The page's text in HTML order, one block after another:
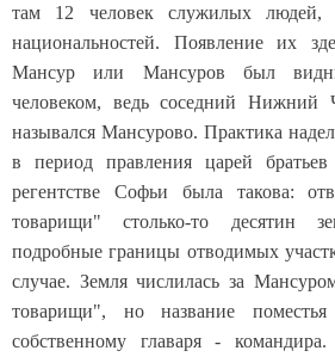
там 12 человек служилых людей,
национальностей. Появление их
Мансур или Мансуров был
человеком,
ведь соседний Нижний
назывался Мансурово. Практика
в период правления царей
регентстве Софьи была такова:
товарищи" столько-то десятин
подробные грани­цы отводимых
случае. Земля числилась за
товарищи", но название
собствен­ному главаря -